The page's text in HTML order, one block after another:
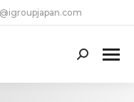
Search: